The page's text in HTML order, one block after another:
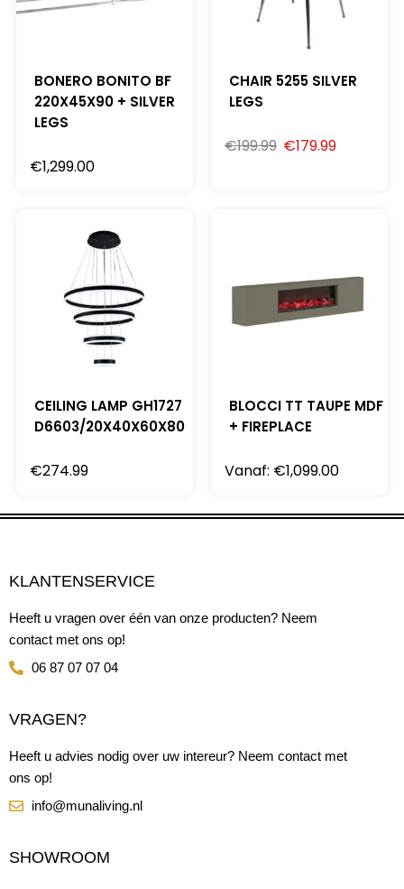
BONERO BONITO BF
220X45X90 + SILVER
LEGS
€1,299.00
CHAIR 5255 SILVER
LEGS
€199.99 €179.99
CEILING LAMP GH1727
D6603/20X40X60X80
€274.99
BLOCCI TT TAUPE MDF
+ FIREPLACE
Vanaf: €1,099.00
KLANTENSERVICE
Heeft u vragen over één van onze producten? Neem
contact met ons op!
06 87 07 07 04
VRAGEN?
Heeft u advies nodig over uw intereur? Neem contact met
ons op!
info@munaliving.nl
SHOWROOM